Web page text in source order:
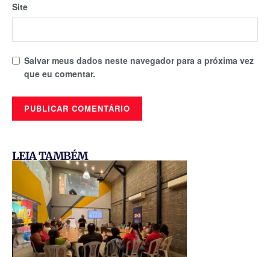
Site
Salvar meus dados neste navegador para a próxima vez
que eu comentar.
LEIA TAMBÉM